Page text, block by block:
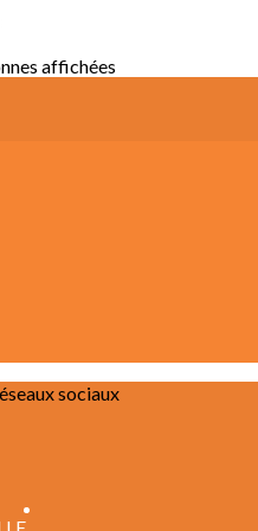
affichées
sociaux